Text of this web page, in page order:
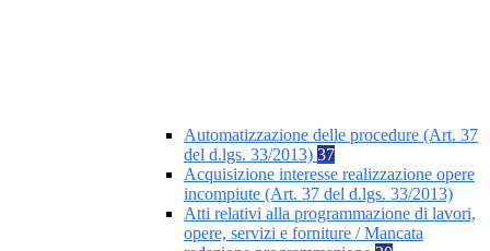
Automatizzazione delle procedure (Art. 37
del d.lgs. 33/2013) 37
Acquisizione interesse realizzazione opere
incompiute (Art. 37 del d.lgs. 33/2013)
Atti relativi alla programmazione di lavori,
opere, servizi e forniture / Mancata